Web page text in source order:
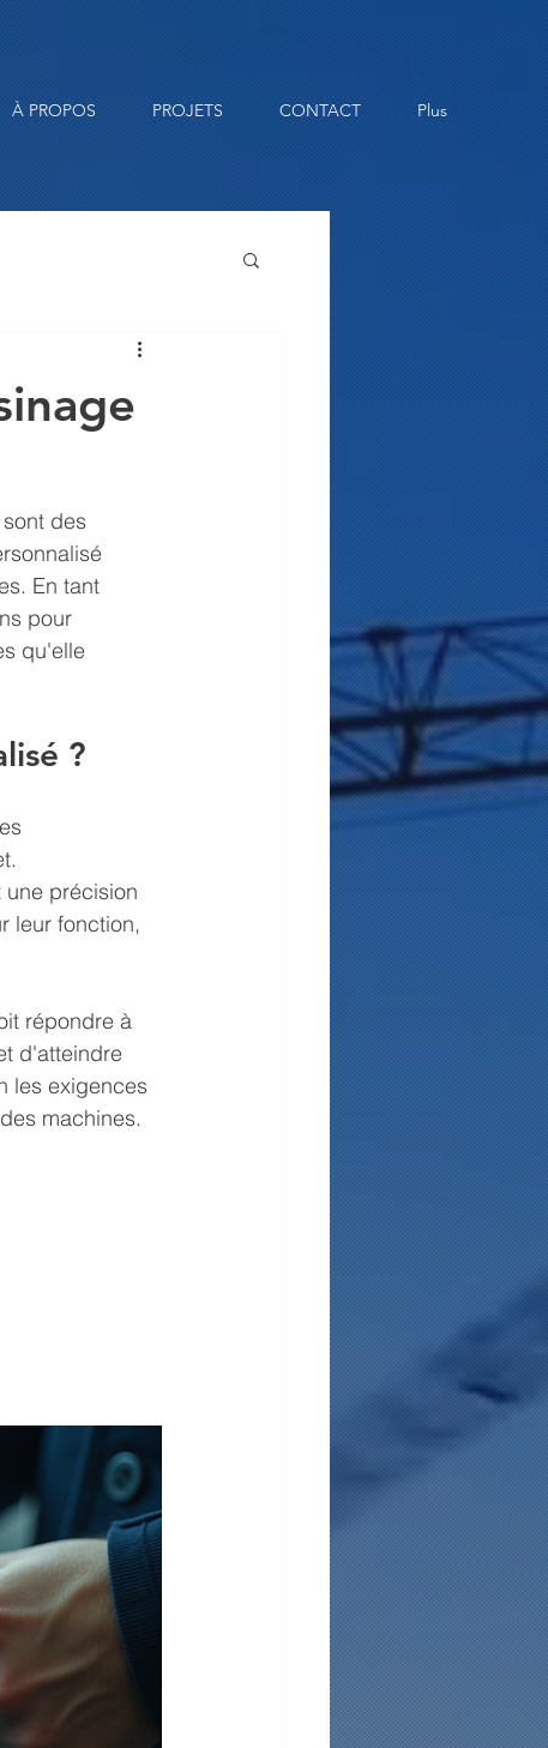
À PROPOS PROJETS CONTACT Plus
des
En tant
pour
qu'elle
?
précision
leur fonction,
répondre à
d'atteindre
les exigences
machines.